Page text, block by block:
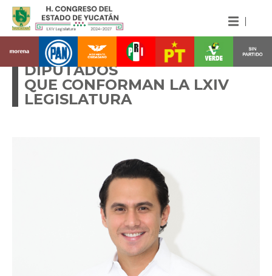
CONOCE A LAS Y LOS
DIPUTADOS
QUE CONFORMAN LA LXIV
LEGISLATURA